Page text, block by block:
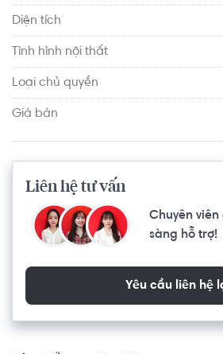
Diện tích
Tình hình nội thất
Loại chủ quyền
Giá bán
Liên hệ tư vấn
Chuyên viên
sàng hỗ trợ!
Yêu cầu liên hệ